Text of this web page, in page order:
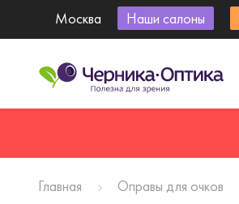
Москва Наши салоны
Главная Оправы для очков